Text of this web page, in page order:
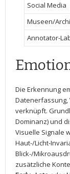
Social Media
Museen/
Annotator-
Die Erkennung⁣
Datenerfassung,
​verknüpft.
Dominanz) und
Visuelle Signale
Haut-/Licht-
Blick-/
zusätzliche